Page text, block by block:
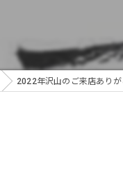
2022年沢山のご来店ありが